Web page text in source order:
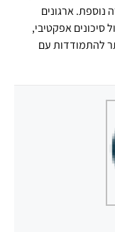
נוספת. ארגונים
סיכונים אפקטיבי,
להתמודדות עם